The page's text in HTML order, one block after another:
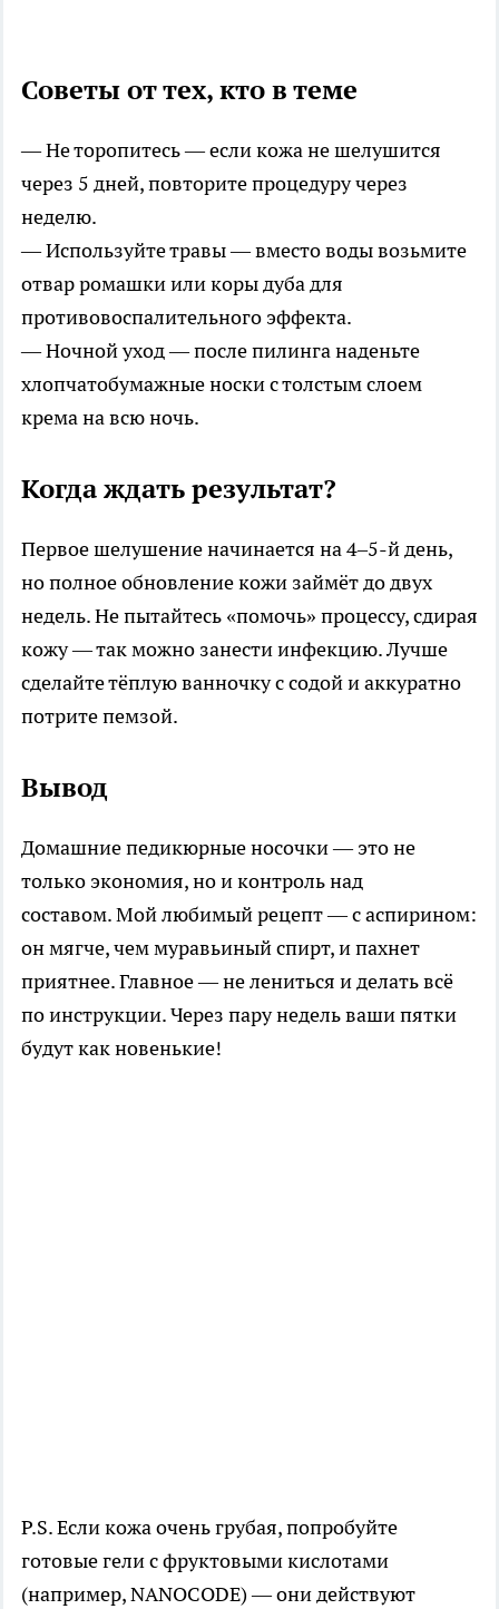
Советы от тех, кто в теме
— Не торопитесь — если кожа не шелушится
через 5 дней, повторите процедуру через
неделю.
— Используйте травы — вместо воды возьмите
отвар ромашки или коры дуба для
противовоспалительного эффекта.
— Ночной уход — после пилинга наденьте
хлопчатобумажные носки с толстым слоем
крема на всю ночь.
Когда ждать результат?
Первое шелушение начинается на 4–5-й день,
но полное обновление кожи займёт до двух
недель. Не пытайтесь «помочь» процессу, сдирая
кожу — так можно занести инфекцию. Лучше
сделайте тёплую ванночку с содой и аккуратно
потрите пемзой.
Вывод
Домашние педикюрные носочки — это не
только экономия, но и контроль над
составом. Мой любимый рецепт — с аспирином:
он мягче, чем муравьиный спирт, и пахнет
приятнее. Главное — не лениться и делать всё
по инструкции. Через пару недель ваши пятки
будут как новенькие!
P.S. Если кожа очень грубая, попробуйте
готовые гели с фруктовыми кислотами
(например, NANOCODE) — они действуют